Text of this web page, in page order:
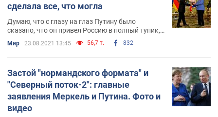
сделала все, что могла
Думаю, что с глазу на глаз Путину было
сказано, что он привел Россию в полный тупик,
что он стал нерукопожатным из-за его же
глупой экстремистской политики и
беспробудной лжи
Мир 23.08.2021 13:45 56,7 т. 832
Застой "нормандского формата" и
"Северный поток-2": главные
заявления Меркель и Путина. Фото и
видео